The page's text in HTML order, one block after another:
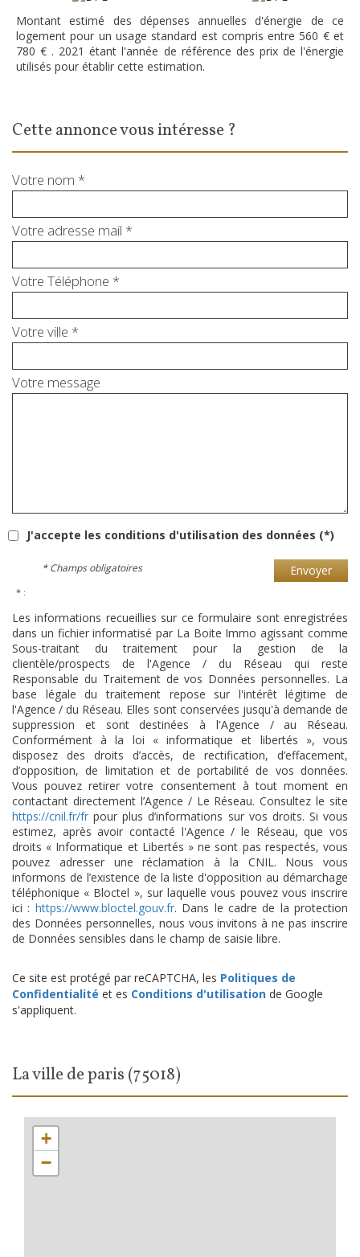
Montant estimé des dépenses annuelles d'énergie de ce
logement pour un usage standard est compris entre 560 € et
780 € . 2021 étant l'année de référence des prix de l'énergie
utilisés pour établir cette estimation.
cette annonce vous intéresse ?
Votre nom *
Votre adresse mail *
Votre Téléphone *
Votre ville *
Votre message
J'accepte les conditions d'utilisation des données (*)
Envoyer
* Champs obligatoires
* :
Les informations recueillies sur ce formulaire sont enregistrées
dans un fichier informatisé par La Boite Immo agissant comme
Sous-traitant du traitement pour la gestion de la
clientèle/prospects de l'Agence / du Réseau qui reste
Responsable du Traitement de vos Données personnelles. La
base légale du traitement repose sur l'intérêt légitime de
l'Agence / du Réseau. Elles sont conservées jusqu'à demande de
suppression et sont destinées à l'Agence / au Réseau.
Conformément à la loi « informatique et libertés », vous
disposez des droits d’accès, de rectification, d’effacement,
d’opposition, de limitation et de portabilité de vos données.
Vous pouvez retirer votre consentement à tout moment en
contactant directement l’Agence / Le Réseau. Consultez le site
https://cnil.fr/fr pour plus d’informations sur vos droits. Si vous
estimez, après avoir contacté l'Agence / le Réseau, que vos
droits « Informatique et Libertés » ne sont pas respectés, vous
pouvez adresser une réclamation à la CNIL. Nous vous
informons de l’existence de la liste d'opposition au démarchage
téléphonique « Bloctel », sur laquelle vous pouvez vous inscrire
ici : https://www.bloctel.gouv.fr. Dans le cadre de la protection
des Données personnelles, nous vous invitons à ne pas inscrire
de Données sensibles dans le champ de saisie libre.
Ce site est protégé par reCAPTCHA, les Politiques de
Confidentialité et es Conditions d'utilisation de Google
s'appliquent.
la ville de paris (75018)
+
−